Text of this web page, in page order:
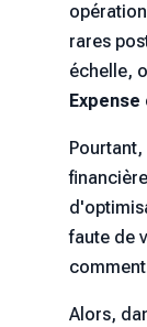
rares
échelle,
Expense
faute de
Alors,